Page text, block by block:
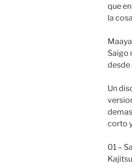
que
la
Saigo
desde
Un
corto
01 –
Kajitsu